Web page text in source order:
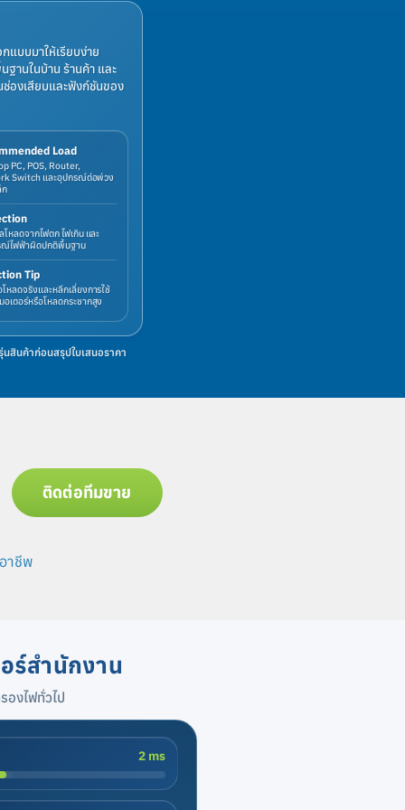
แบบมาให้เรียบง่าย
ฐานในบ้าน ร้านค้า และ
องเสียบและฟังก์ชันของ
Load
PC, POS, Router,
Switch และอุปกรณ์ต่อพ่วง
ก
หลดจากไฟตก ไฟเกิน และ
ณ์ไฟฟ้าผิดปกติพื้นฐาน
Tip
หลดจริงและหลีกเลี่ยงการใช้
อเตอร์หรือโหลดกระชากสูง
สินค้าก่อนสรุปใบเสนอราคา
ติดต่อทีมขาย
าชีพ
ร์สำนักงาน
องไฟทั่วไป
2 ms